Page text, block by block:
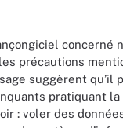
concerné
précautions
suggèrent qu’il
pratiquant la
: voler des